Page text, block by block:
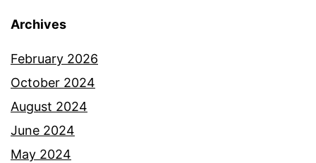
Archives
February 2026
October 2024
August 2024
June 2024
May 2024